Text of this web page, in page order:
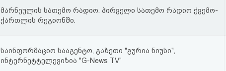
მარნეულის სათემო რადიო. პირველი სათემო რადიო ქვემო-
ქართლის რეგიონში.
საინფორმაციო სააგენტო, გაზეთი "გურია ნიუსი",
ინტერნეტტელევიზია "G-News TV"